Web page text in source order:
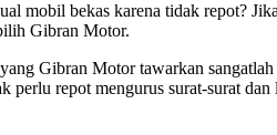
mobil bekas karena tidak repot?
Gibran Motor.
Gibran Motor tawarkan sangatlah
perlu repot mengurus surat-surat dan